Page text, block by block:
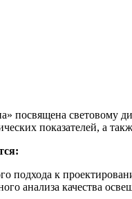
посвящена световому
показателей, а
подхода к
анализа качества